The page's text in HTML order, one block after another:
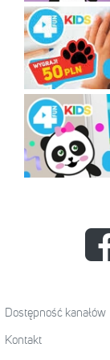
Dostępność kanałów
Kontakt